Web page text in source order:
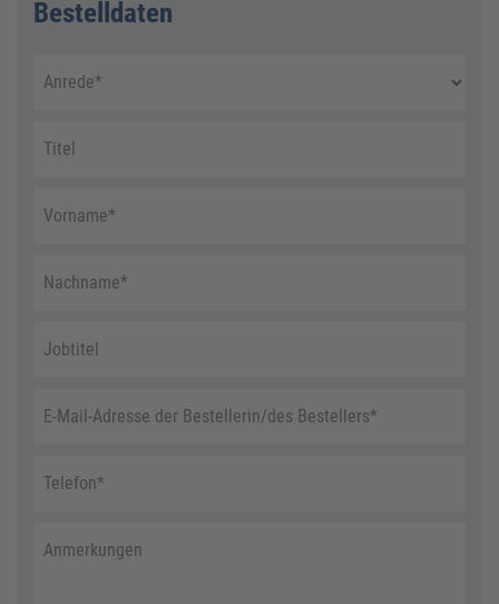
Bestelldaten
Anrede*
Titel
Vorname*
Nachname*
Jobtitel
E-Mail-Adresse der Bestellerin/des Bestellers*
Telefon*
Anmerkungen